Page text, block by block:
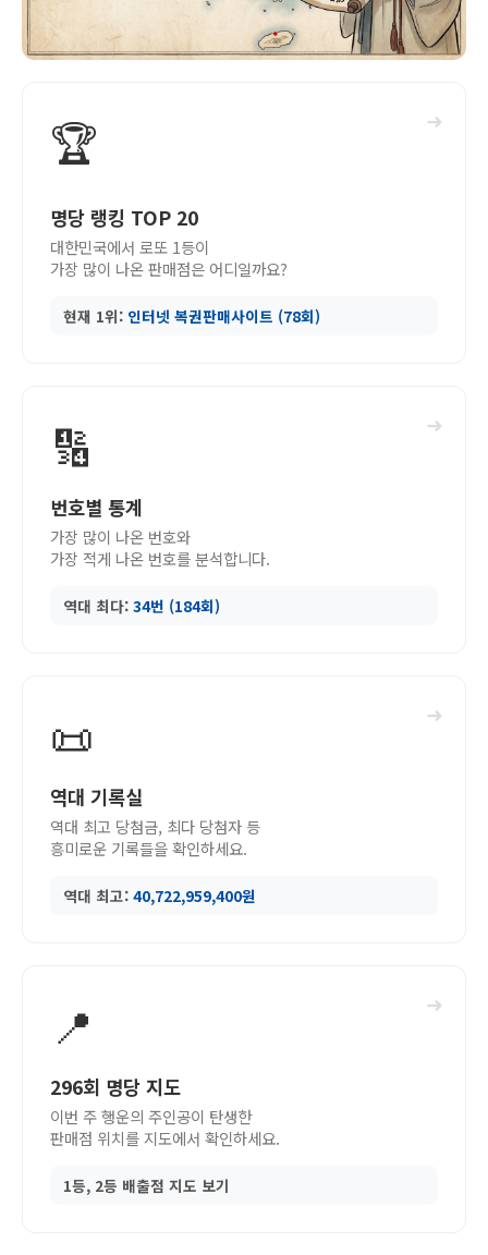
➜
🏆
명당 랭킹 TOP 20
대한민국에서 로또 1등이
가장 많이 나온 판매점은 어디일까요?
현재 1위: 인터넷 복권판매사이트 (78회)
➜
🔢
번호별 통계
가장 많이 나온 번호와
가장 적게 나온 번호를 분석합니다.
역대 최다: 34번 (184회)
➜
📜
역대 기록실
역대 최고 당첨금, 최다 당첨자 등
흥미로운 기록들을 확인하세요.
역대 최고: 40,722,959,400원
➜
📍
296회 명당 지도
이번 주 행운의 주인공이 탄생한
판매점 위치를 지도에서 확인하세요.
1등, 2등 배출점 지도 보기